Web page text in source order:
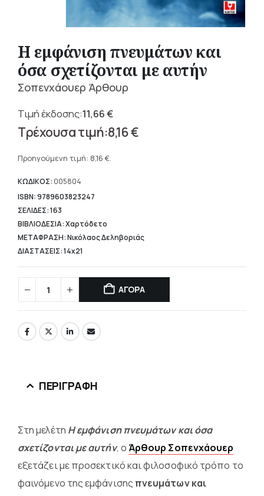
Η εμφάνιση πνευμάτων και
όσα σχετίζονται με αυτήν
Σοπενχάουερ Άρθουρ
11,66€
Original
price
11,66 €.
8,16€
τρέχουσα
είναι:
8,16 €.
Προηγούμενη τιμή: 8,16 €.
ΚΩΔΙΚΟΣ: 005804
ISBN: 9789603823247
ΣΕΛΙΔΕΣ: 163
ΒΙΒΛΙΟΔΕΣΙΑ: Χαρτόδετο
ΜΕΤΑΦΡΑΣΗ: Νικόλαος Δεληβοριάς
ΔΙΑΣΤΑΣΕΙΣ: 14x21
ΑΓΟΡΑ
ΠΕΡΙΓΡΑΦΉ
Στη μελέτη Η εμφάνιση πνευμάτων και όσα
σχετίζονται με αυτήν, ο Άρθουρ Σοπενχάουερ
εξετάζει με προσεκτικό και φιλοσοφικό τρόπο το
φαινόμενο της εμφάνισης πνευμάτων και